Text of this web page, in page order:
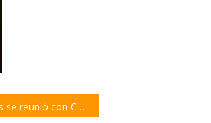
Ballejos se reunió con Cándido por la Ley de Emergencia Ambiental